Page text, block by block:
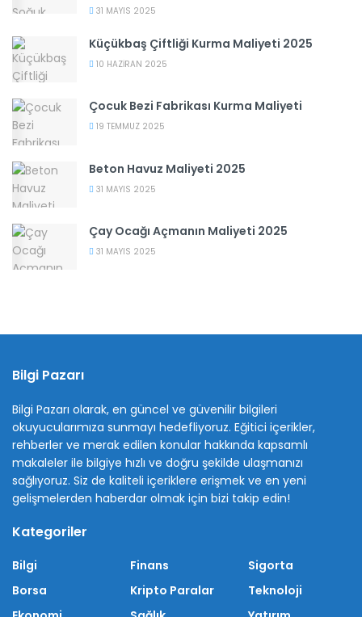
31 MAYIS 2025
Küçükbaş Çiftliği Kurma Maliyeti 2025
10 HAZIRAN 2025
Çocuk Bezi Fabrikası Kurma Maliyeti
19 TEMMUZ 2025
Beton Havuz Maliyeti 2025
31 MAYIS 2025
Çay Ocağı Açmanın Maliyeti 2025
31 MAYIS 2025
Bilgi Pazarı
Bilgi Pazarı olarak, en güncel ve güvenilir bilgileri
okuyucularımıza sunmayı hedefliyoruz. Eğitici içerikler,
rehberler ve merak edilen konular hakkında kapsamlı
makaleler ile bilgiye hızlı ve doğru şekilde ulaşmanızı
sağlıyoruz. Siz de kaliteli içeriklere erişmek ve en yeni
gelişmelerden haberdar olmak için bizi takip edin!
Kategoriler
Bilgi
Borsa
Finans
Kripto Paralar
Sigorta
Teknoloji